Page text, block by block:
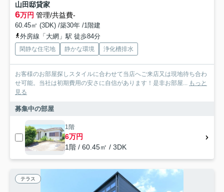
山田邸貸家
6万円 管理/共益費-
60.45㎡ (3DK) /築30年 /1階建
外房線「大網」駅 徒歩84分
閑静な住宅地 静かな環境 浄化槽排水
お客様のお部屋探しスタイルに合わせて当店へご来店又は現地待ち合わ
せ可能。当社は初期費用の安さに自信があります！是非お部屋... もっと
見る
募集中の部屋
1階
6万円
1階 / 60.45㎡ / 3DK
テラス